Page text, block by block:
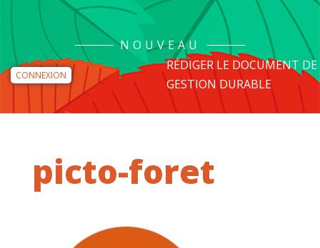
NOUVEAU
CONNEXION
RÉDIGER LE DOCUMENT DE
GESTION DURABLE
picto-foret